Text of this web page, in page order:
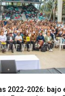
2022-2026: bajo